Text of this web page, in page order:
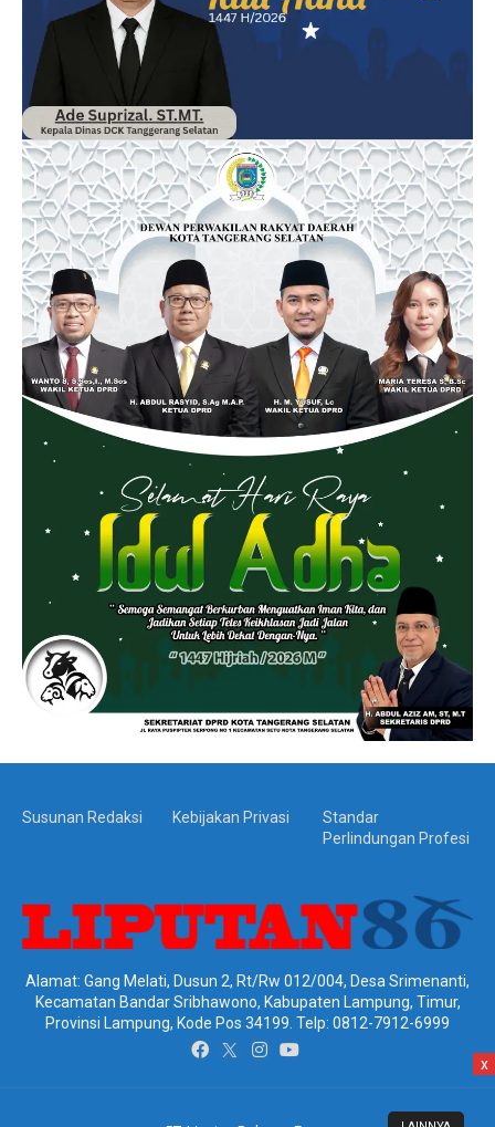
Susunan Redaksi Kebijakan Privasi
Standar
Perlindungan Profesi
Alamat: Gang Melati, Dusun 2, Rt/Rw 012/004, Desa Srimenanti,
Kecamatan Bandar Sribhawono, Kabupaten Lampung, Timur,
Provinsi Lampung, Kode Pos 34199. Telp: 0812-7912-6999
x